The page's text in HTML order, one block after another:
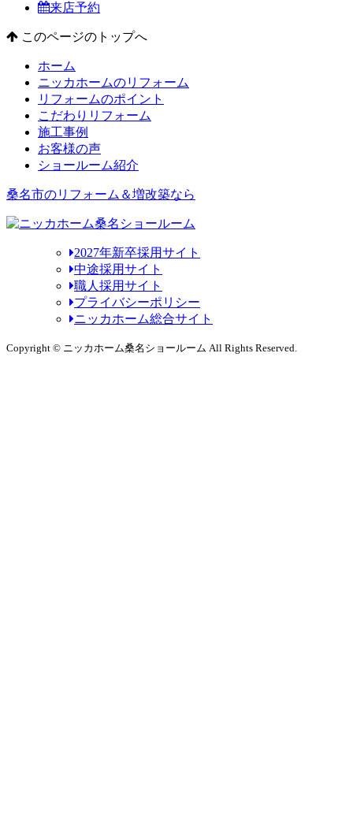
来店予約
このページのトップへ
ホーム
ニッカホームのリフォーム
リフォームのポイント
こだわりリフォーム
施工事例
お客様の声
ショールーム紹介
桑名市のリフォーム＆増改築なら
2027年新卒採用サイト
中途採用サイト
職人採用サイト
プライバシーポリシー
ニッカホーム総合サイト
Copyright © ニッカホーム桑名ショールーム All Rights Reserved.